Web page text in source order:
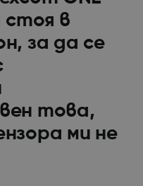
стоя в
за да се
това,
ми не